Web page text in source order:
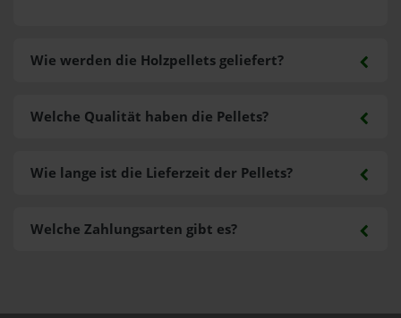
Wie werden die Holzpellets geliefert?
Welche Zahlungsarten gibt es?
Welche Qualität haben die Pellets?
Wie lange ist die Lieferzeit der Pellets?